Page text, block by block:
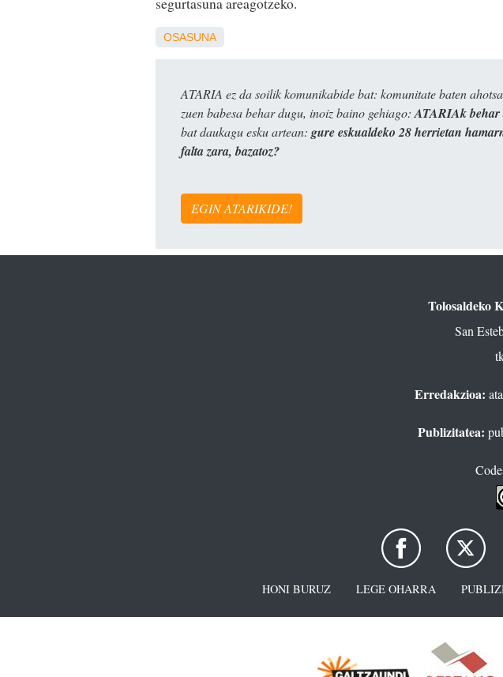
OSASUNA
ATARIA ez da soilik komunikabide bat: komunitate baten
zuen babesa behar dugu, inoiz baino gehiago:ATARIAk behar
bat daukagu esku artean: gure eskualdeko 28 herrietan
falta zara, bazatoz?
EGIN ATARIKIDE!
Tolosaldeko
San
Erredakzioa:
Publizitatea:
HONI BURUZ LEGE OHARRA